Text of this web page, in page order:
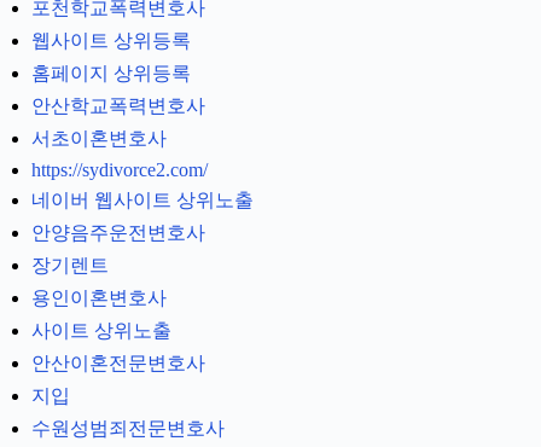
포천학교폭력변호사
웹사이트 상위등록
홈페이지 상위등록
안산학교폭력변호사
서초이혼변호사
https://sydivorce2.com/
네이버 웹사이트 상위노출
안양음주운전변호사
장기렌트
용인이혼변호사
사이트 상위노출
안산이혼전문변호사
지입
수원성범죄전문변호사